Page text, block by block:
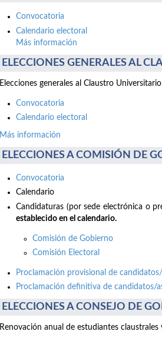
Convocatoria
Calendario electoral
Más información
ELECCIONES GENERALES AL
Elecciones generales al Claustro
Convocatoria
Calendario electoral
Más información
ELECCIONES A COMISIÓN DE
Convocatoria
Calendario
Candidaturas (por sede electrónica o
establecido en el calendario.
Comisión de Gobierno
Comisión Electoral
Proclamación provisional de
Proclamación definitiva de candidatos/
ELECCIONES A CONSEJO DE
Renovación anual de estudiantes